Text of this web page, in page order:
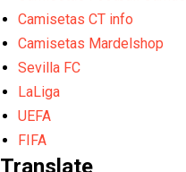
Camisetas CT info
Camisetas Mardelshop
Sevilla FC
LaLiga
UEFA
FIFA
Translate